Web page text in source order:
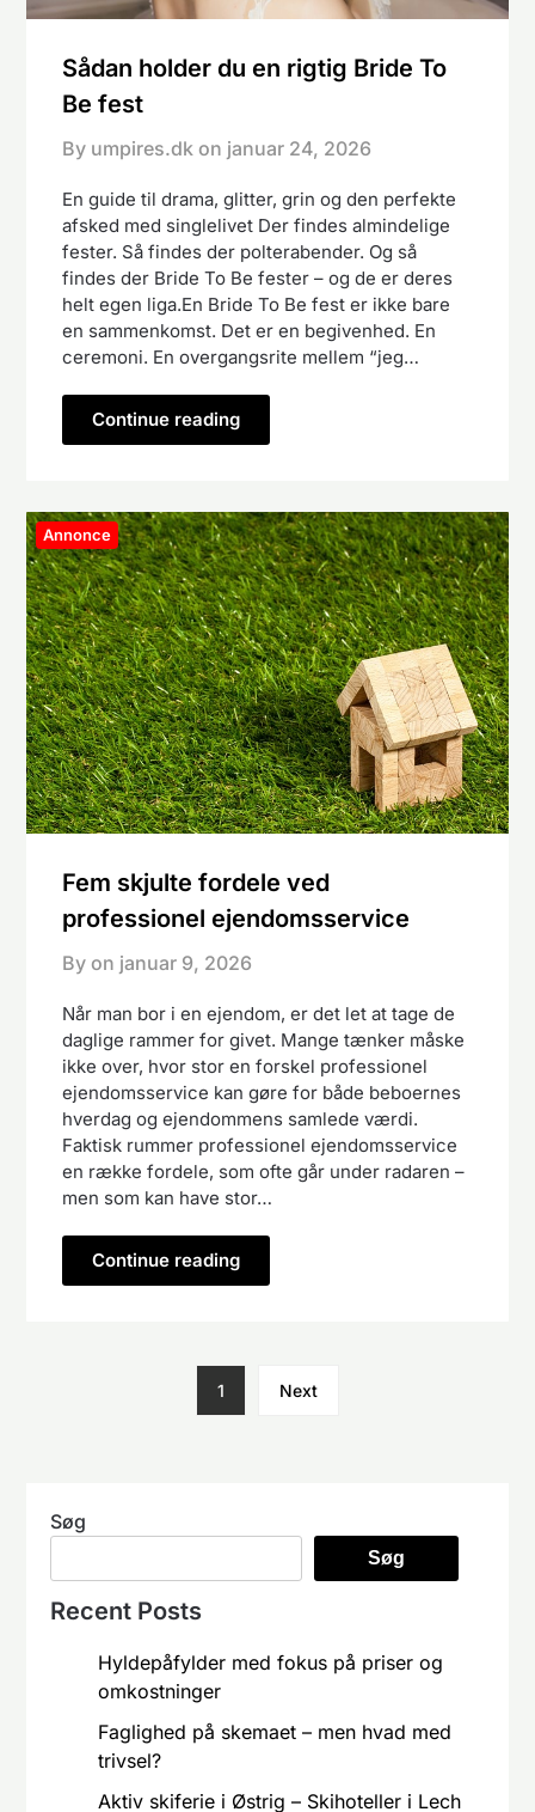
Sådan holder du en rigtig Bride To
Be fest
By umpires.dk on januar 24, 2026
En guide til drama, glitter, grin og den perfekte
afsked med singlelivet Der findes almindelige
fester. Så findes der polterabender. Og så
findes der Bride To Be fester – og de er deres
helt egen liga.En Bride To Be fest er ikke bare
en sammenkomst. Det er en begivenhed. En
ceremoni. En overgangsrite mellem “jeg…
Continue reading
Annonce
Fem skjulte fordele ved
professionel ejendomsservice
By on januar 9, 2026
Når man bor i en ejendom, er det let at tage de
daglige rammer for givet. Mange tænker måske
ikke over, hvor stor en forskel professionel
ejendomsservice kan gøre for både beboernes
hverdag og ejendommens samlede værdi.
Faktisk rummer professionel ejendomsservice
en række fordele, som ofte går under radaren –
men som kan have stor…
Continue reading
1 Next
Søg
Søg
Recent Posts
Hyldepåfylder med fokus på priser og
omkostninger
Faglighed på skemaet – men hvad med
trivsel?
Aktiv skiferie i Østrig – Skihoteller i Lech